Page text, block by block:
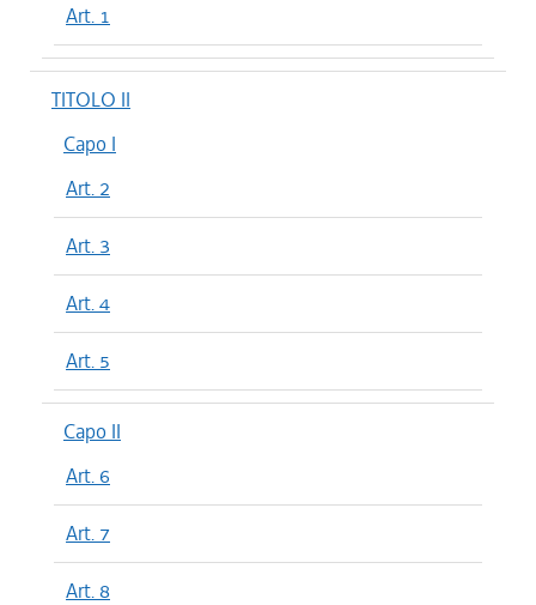
Art. 1
TITOLO II
Capo I
Art. 2
Art. 3
Art. 4
Art. 5
Capo II
Art. 6
Art. 7
Art. 8